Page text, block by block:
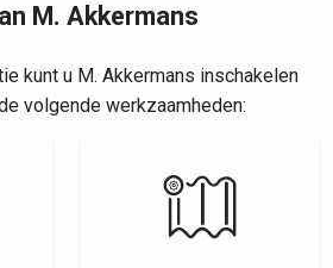
M. Akkermans
kunt u M. Akkermans inschakelen
volgende werkzaamheden: